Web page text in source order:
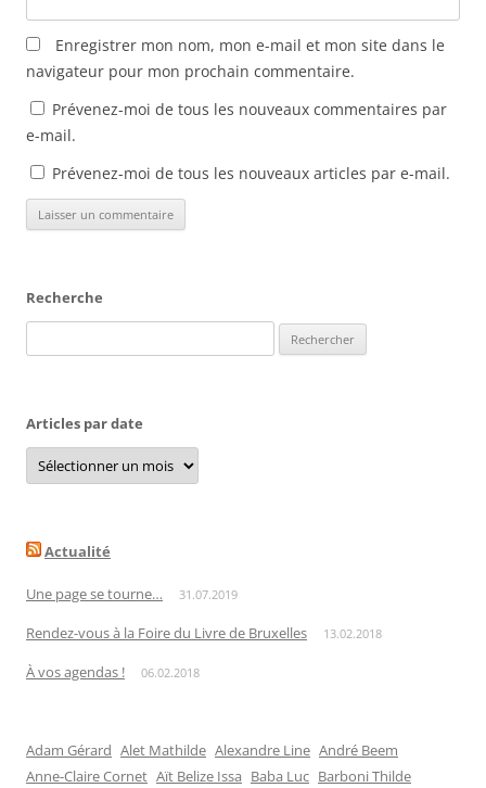
Enregistrer mon nom, mon e-mail et mon site dans le
navigateur pour mon prochain commentaire.
Prévenez-moi de tous les nouveaux commentaires par
e-mail.
Prévenez-moi de tous les nouveaux articles par e-mail.
Recherche
Articles par date
Articles
par
date
Actualité
Une page se tourne… 31.07.2019
Rendez-vous à la Foire du Livre de Bruxelles 13.02.2018
À vos agendas ! 06.02.2018
Adam Gérard Alet Mathilde Alexandre Line André Beem
Anne-Claire Cornet Aït Belize Issa Baba Luc Barboni Thilde